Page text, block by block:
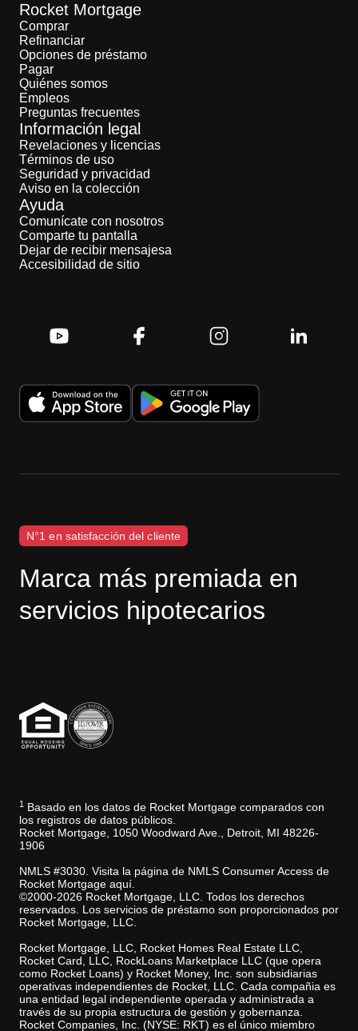
Rocket Mortgage
Comprar
Refinanciar
Opciones de préstamo
Pagar
Quiénes somos
Empleos
Preguntas frecuentes
Información legal
Revelaciones y licencias
Términos de uso
Seguridad y privacidad
Aviso en la colección
Ayuda
Comunícate con nosotros
Comparte tu pantalla
Dejar de recibir mensajesa
Accesibilidad de sitio
N°1 en satisfacción del cliente
Marca más premiada en
servicios hipotecarios
1
Basado en los datos de Rocket Mortgage comparados con
los registros de datos públicos.
Rocket Mortgage, 1050 Woodward Ave., Detroit, MI 48226-
1906
NMLS #3030. Visita la página de NMLS Consumer Access de
Rocket Mortgage aquí.
©2000-2026 Rocket Mortgage, LLC. Todos los derechos
reservados. Los servicios de préstamo son proporcionados por
Rocket Mortgage, LLC.
Rocket Mortgage, LLC, Rocket Homes Real Estate LLC,
Rocket Card, LLC, RockLoans Marketplace LLC (que opera
como Rocket Loans) y Rocket Money, Inc. son subsidiarias
operativas independientes de Rocket, LLC. Cada compañia es
una entidad legal independiente operada y administrada a
través de su propia estructura de gestión y gobernanza.
Rocket Companies, Inc. (NYSE: RKT) es el único miembro